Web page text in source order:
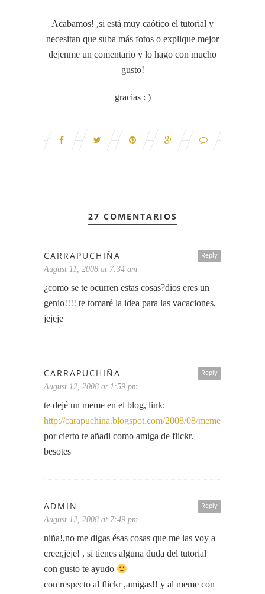
Acabamos! ,si está muy caótico el tutorial y
necesitan que suba más fotos o explique mejor
dejenme un comentario y lo hago con mucho
gusto!
gracias : )
27 COMENTARIOS
Reply
CARRAPUCHIÑA
August 11, 2008 at 7:34 am
¿como se te ocurren estas cosas?dios eres un
genio!!!! te tomaré la idea para las vacaciones,
jejeje
Reply
CARRAPUCHIÑA
August 12, 2008 at 1:59 pm
te dejé un meme en el blog, link:
http://carapuchina.blogspot.com/2008/08/meme.html
por cierto te añadi como amiga de flickr.
besotes
Reply
ADMIN
August 12, 2008 at 7:49 pm
niña!,no me digas ésas cosas que me las voy a
creer,jeje! , si tienes alguna duda del tutorial
con gusto te ayudo
con respecto al flickr ,amigas!! y al meme con